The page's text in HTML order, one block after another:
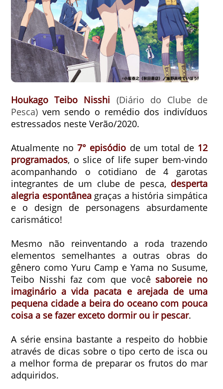
Houkago Teibo Nisshi (Diário do Clube de
Pesca) vem sendo o remédio dos indivíduos
estressados neste Verão/2020.
Atualmente no7° episódio de um total de 12
programados, o slice of life super bem-vindo
acompanhando o cotidiano de 4 garotas
integrantes de um clube de pesca, desperta
alegria espontâneagraças a história simpática
e o design de personagens absurdamente
carismático!
Mesmo não reinventando a roda trazendo
elementos semelhantes a outras obras do
gênero como Yuru Camp e Yama no Susume,
Teibo Nisshi faz com que você saboreie no
imaginário a vida pacata e arejada de uma
pequena cidade a beira do oceano com pouca
coisa a se fazer exceto dormir ou ir pescar.
A série ensina bastante a respeito do hobbie
através de dicas sobre o tipo certo de isca ou
a melhor forma de preparar os frutos do mar
adquiridos.